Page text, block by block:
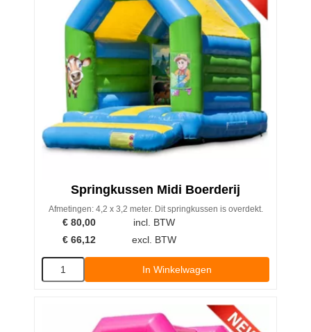
Springkussen Midi Boerderij
Afmetingen: 4,2 x 3,2 meter. Dit springkussen is overdekt.
€ 80,00
incl. BTW
€ 66,12 excl. BTW
In Winkelwagen